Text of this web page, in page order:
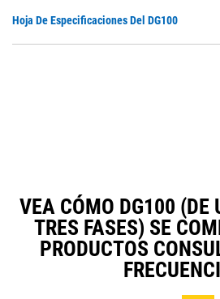
Hoja De Especificaciones Del DG100
VEA CÓMO DG100 (DE
TRES FASES) SE
PRODUCTOS